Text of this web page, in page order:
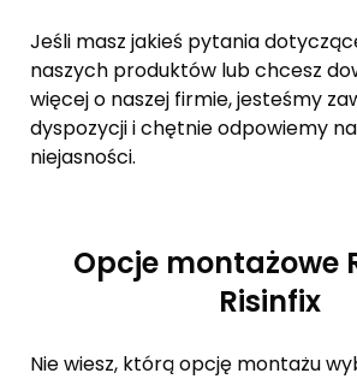
Jeśli masz jakieś pytania
naszych produktów lub chcesz
więcej o naszej firmie, jesteśmy
dyspozycji i chętnie odpowiemy
niejasności.
Opcje montażowe
Risinfix
Nie wiesz, którą opcję montażu